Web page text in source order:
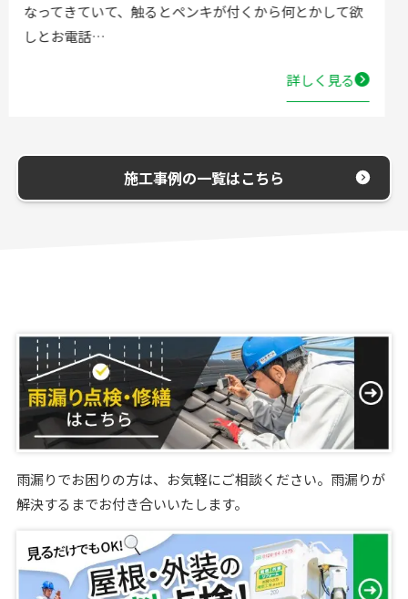
いただきました。確認した所、水栓の吐水が落ちたよう
で取替する…
詳しく見る
施工事例の一覧はこちら
雨漏りでお困りの方は、お気軽にご相談ください。雨漏りが
解決するまでお付き合いいたします。